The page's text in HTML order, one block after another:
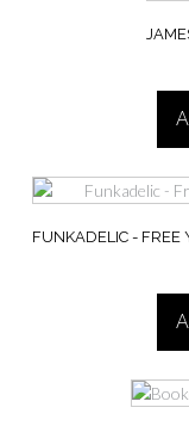
FUNKADELIC ‎-